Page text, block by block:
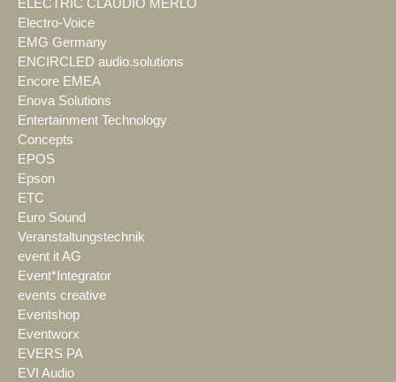
ELECTRIC CLAUDIO MERLO
Electro-Voice
EMG Germany
ENCIRCLED audio.solutions
Encore EMEA
Enova Solutions
Entertainment Technology
Concepts
EPOS
Epson
ETC
Euro Sound
Veranstaltungstechnik
event it AG
Event*Integrator
events creative
Eventshop
Eventworx
EVERS PA
EVI Audio